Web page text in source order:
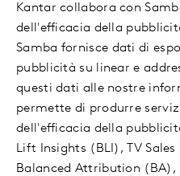
Kantar collabora con
dell'efficacia della
Samba fornisce dati di
pubblicità su linear e
questi dati alle nostre
permette di produrre
dell'efficacia della
Lift Insights (BLI), TV
Balanced Attribution (BA),